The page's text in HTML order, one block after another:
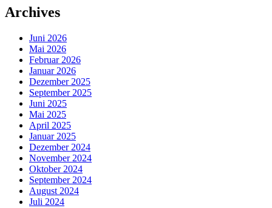
Archives
Juni 2026
Mai 2026
Februar 2026
Januar 2026
Dezember 2025
September 2025
Juni 2025
Mai 2025
April 2025
Januar 2025
Dezember 2024
November 2024
Oktober 2024
September 2024
August 2024
Juli 2024